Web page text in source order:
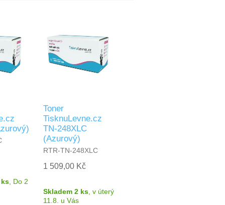
ks Do 2
Toner
TisknuLevne.cz
TN-248XLC
(Azurový)
RTR-TN-248XLC
1 509,00 Kč
Skladem 2 ks ,v úterý
11.8. u Vás